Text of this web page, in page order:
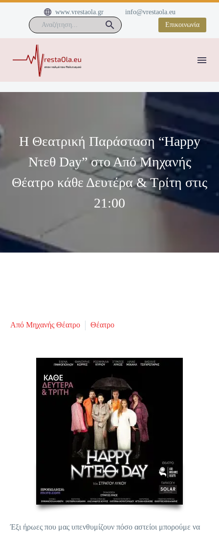

 www.vrestaola.gr
info@vrestaola.eu
Επικοινωνία
Η Θεατρική Παράσταση “Happy
Ντεθ Day” στο Από Μηχανής
Θέατρο κάθε Δευτέρα & Τρίτη στις
21:00
Από Μηχανής Θέατρο Θέατρο
Έξι ήρωες που μας υπενθυμίζουν πόσο αστείοι μπορούμε να